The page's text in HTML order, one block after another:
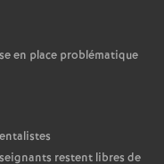
en place problématique
restent libres de